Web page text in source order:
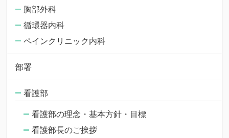
胸部外科
循環器内科
ペインクリニック内科
部署
看護部
看護部の理念・基本方針・目標
看護部長のご挨拶